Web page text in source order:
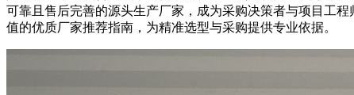
可靠且售后完善的源头生产厂家，成为采购决策者与项目工
值的优质厂家推荐指南，为精准选型与采购提供专业依据。